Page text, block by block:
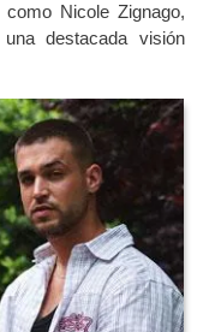
Nicole Zignago,
destacada visión